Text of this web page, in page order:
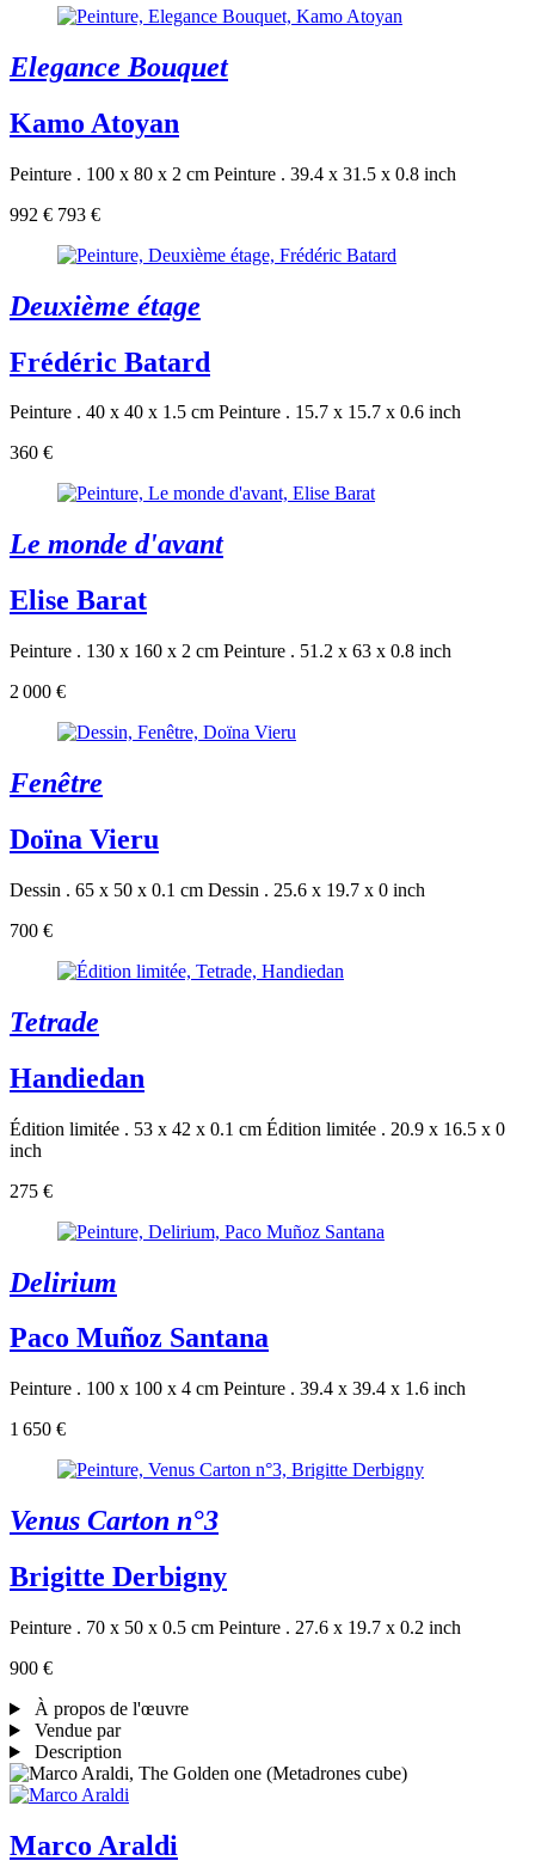
Elegance Bouquet
Kamo Atoyan
Peinture . 100 x 80 x 2 cm Peinture . 39.4 x 31.5 x 0.8 inch
992 € 793 €
Deuxième étage
Frédéric Batard
Peinture . 40 x 40 x 1.5 cm Peinture . 15.7 x 15.7 x 0.6 inch
360 €
Le monde d'avant
Elise Barat
Peinture . 130 x 160 x 2 cm Peinture . 51.2 x 63 x 0.8 inch
2 000 €
Fenêtre
Doïna Vieru
Dessin . 65 x 50 x 0.1 cm Dessin . 25.6 x 19.7 x 0 inch
700 €
Tetrade
Handiedan
Édition limitée . 53 x 42 x 0.1 cm Édition limitée . 20.9 x 16.5 x 0
inch
275 €
Delirium
Paco Muñoz Santana
Peinture . 100 x 100 x 4 cm Peinture . 39.4 x 39.4 x 1.6 inch
1 650 €
Venus Carton n°3
Brigitte Derbigny
Peinture . 70 x 50 x 0.5 cm Peinture . 27.6 x 19.7 x 0.2 inch
900 €
À propos de l'œuvre
Vendue par
Description
Marco Araldi